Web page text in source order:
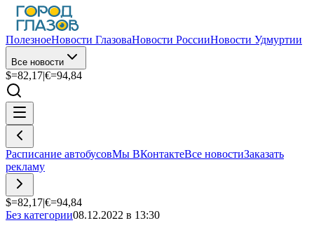
ПолезноеНовости ГлазоваНовости РоссииНовости Удмуртии
Все новости
$=82,17|€=94,84
Расписание автобусовМы ВКонтактеВсе новостиЗаказать
рекламу
$=82,17|€=94,84
Без категории08.12.2022 в 13:30